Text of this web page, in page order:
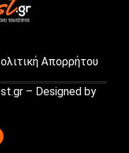
Απορρήτου
– Designed by